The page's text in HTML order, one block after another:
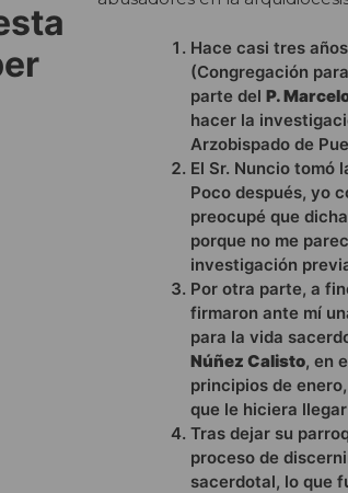
Hace casi tres
(Congregación
parte del P.
hacer la
Arzobispado de
El Sr. Nuncio tomó
Poco después, yo
preocupé que
porque no me
investigación
Por otra parte, a
firmaron ante mí
para la vida
Núñez Calisto, en
principios de
que le hiciera
Tras dejar su
proceso de
sacerdotal, lo que